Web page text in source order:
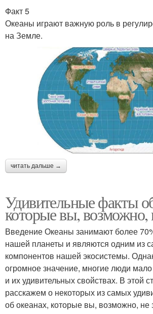
Факт 5
Океаны играют важную роль в
на Земле.
читать дальше →
Удивительные факты
которые вы, возможно,
Введение Океаны занимают более
нашей планеты и являются одним из
компонентов нашей экосистемы.
огромное значение, многие люди
и их удивительных свойствах. В этой
расскажем о некоторых из самых
об океанах, которые вы, возможно, не